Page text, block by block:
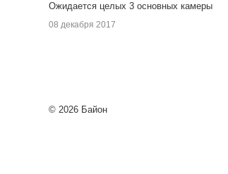
Ожидается целых 3 основных камеры
08 декабря 2017
© 2026 Байон